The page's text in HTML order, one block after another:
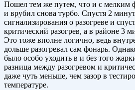
Пошел тем же путем, что и с мелким
и врубил снова турбо. Спустя 2
сигнализирования о разогреве и
критический разогрев, а в районе 3
Это тоже вполне логично, ведь
дольше разогревал сам фонарь.
было особо уходить в и без того
разница между разогревом и
даже чуть меньше, чем зазор в
температуре.